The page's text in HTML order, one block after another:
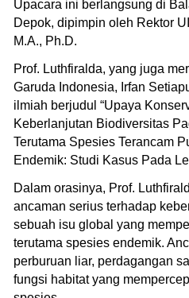
Upacara ini berlangsung di
Depok, dipimpin oleh Rektor
M.A., Ph.D.
Prof. Luthfiralda, yang juga
Garuda Indonesia, Irfan
ilmiah berjudul “Upaya
Keberlanjutan Biodiversitas
Terutama Spesies Terancam
Endemik: Studi Kasus Pada
Dalam orasinya, Prof.
ancaman serius terhadap
sebuah isu global yang
terutama spesies endemik.
perburuan liar, perdagangan
fungsi habitat yang